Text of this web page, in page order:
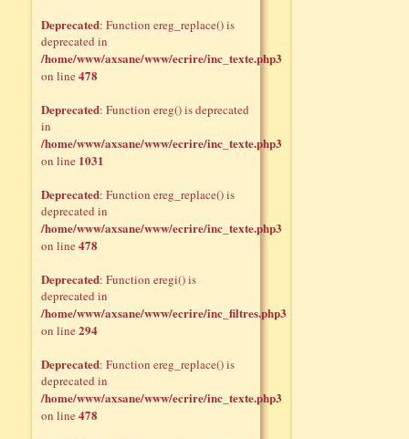
Deprecated: Function ereg_replace() is
deprecated in
/home/www/axsane/www/ecrire/inc_texte.php3
on line478
Deprecated: Function ereg() is deprecated
in
/home/www/axsane/www/ecrire/inc_texte.php3
on line 1031
Deprecated: Function ereg_replace() is
deprecated in
/home/www/axsane/www/ecrire/inc_texte.php3
on line478
Deprecated: Function eregi() is
deprecated in
/home/www/axsane/www/ecrire/inc_filtres.php3
on line294
Deprecated: Function ereg_replace() is
deprecated in
/home/www/axsane/www/ecrire/inc_texte.php3
on line478